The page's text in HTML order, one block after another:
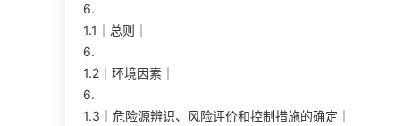
6.
1.1｜总则｜
6.
1.2｜环境因素｜
6.
1.3｜危险源辨识、风险评价和控制措施的确定｜